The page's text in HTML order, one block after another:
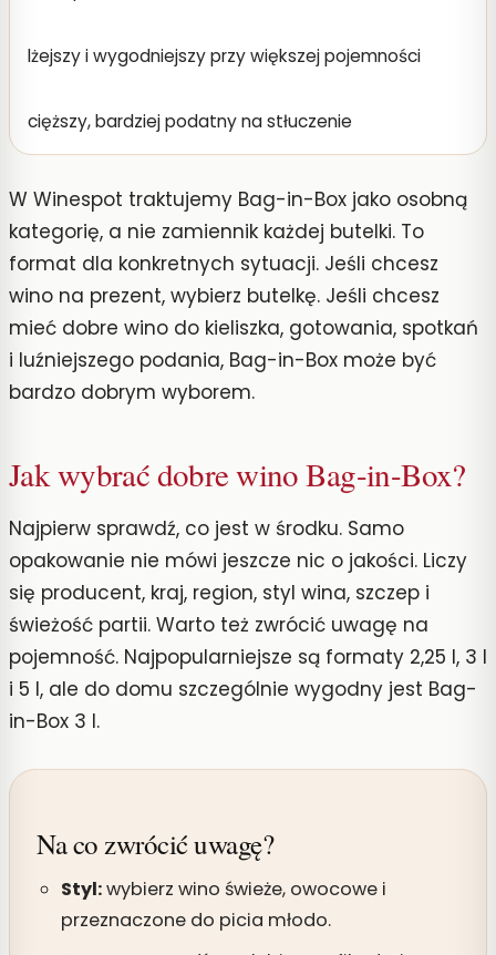
lżejszy i wygodniejszy przy większej pojemności
cięższy, bardziej podatny na stłuczenie
W Winespot traktujemy Bag-in-Box jako osobną
kategorię, a nie zamiennik każdej butelki. To
format dla konkretnych sytuacji. Jeśli chcesz
wino na prezent, wybierz butelkę. Jeśli chcesz
mieć dobre wino do kieliszka, gotowania, spotkań
i luźniejszego podania, Bag-in-Box może być
bardzo dobrym wyborem.
Jak wybrać dobre wino Bag-in-Box?
Najpierw sprawdź, co jest w środku. Samo
opakowanie nie mówi jeszcze nic o jakości. Liczy
się producent, kraj, region, styl wina, szczep i
świeżość partii. Warto też zwrócić uwagę na
pojemność. Najpopularniejsze są formaty 2,25 l, 3 l
i 5 l, ale do domu szczególnie wygodny jest Bag-
in-Box 3 l.
Na co zwrócić uwagę?
Styl:wybierz wino świeże, owocowe i
przeznaczone do picia młodo.